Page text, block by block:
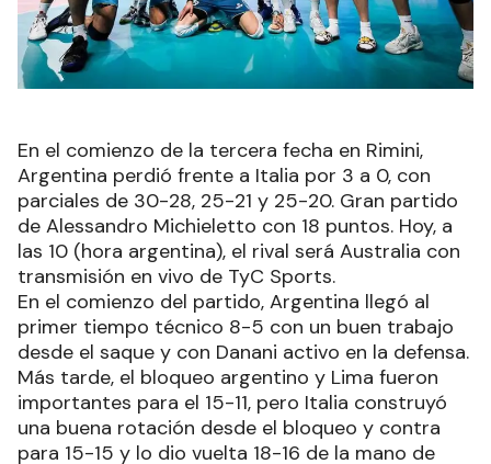
En el comienzo de la tercera fecha en Rimini,
Argentina perdió frente a Italia por 3 a 0, con
parciales de 30-28, 25-21 y 25-20. Gran partido
de Alessandro Michieletto con 18 puntos. Hoy, a
las 10 (hora argentina), el rival será Australia con
transmisión en vivo de TyC Sports.
En el comienzo del partido, Argentina llegó al
primer tiempo técnico 8-5 con un buen trabajo
desde el saque y con Danani activo en la defensa.
Más tarde, el bloqueo argentino y Lima fueron
importantes para el 15-11, pero Italia construyó
una buena rotación desde el bloqueo y contra
para 15-15 y lo dio vuelta 18-16 de la mano de